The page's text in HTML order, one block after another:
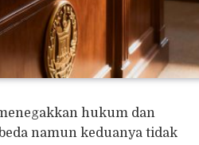
hukum dan
namun keduanya tidak